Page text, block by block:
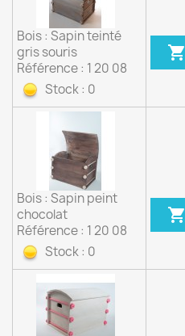
Bois : Sapin teinté
gris souris
Référence : 1 20 08
Stock : 0

Bois : Sapin peint
chocolat
Référence : 1 20 08
Stock : 0
